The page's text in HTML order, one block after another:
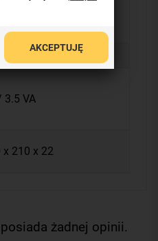
obrazu
V AC
3.5 VA
x 210 x 22
żadnej opinii.
AKCEPTUJĘ